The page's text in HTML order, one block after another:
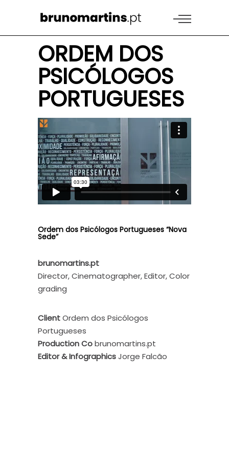
ORDEM DOS
PSICÓLOGOS
PORTUGUESES
Ordem dos Psicólogos Portugueses “Nova
Sede”
brunomartins.pt
Director, Cinematographer, Editor, Color
grading
ClientOrdem dos Psicólogos
Portugueses
Production Cobrunomartins.pt
Editor & InfographicsJorge Falcão